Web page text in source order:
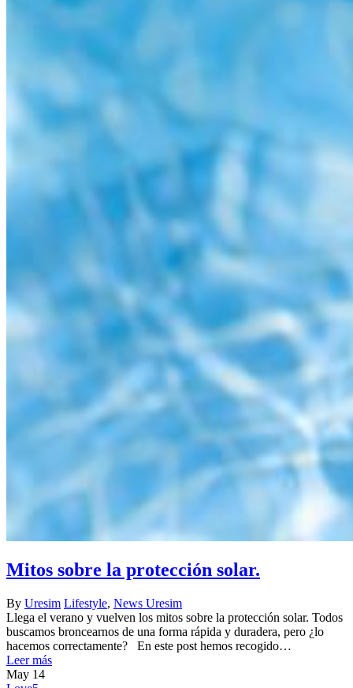
Mitos sobre la protección solar.
By Uresim Lifestyle, News Uresim
Llega el verano y vuelven los mitos sobre la protección solar. Todos
buscamos broncearnos de una forma rápida y duradera, pero ¿lo
hacemos correctamente? En este post hemos recogido…
Leer más
May 14